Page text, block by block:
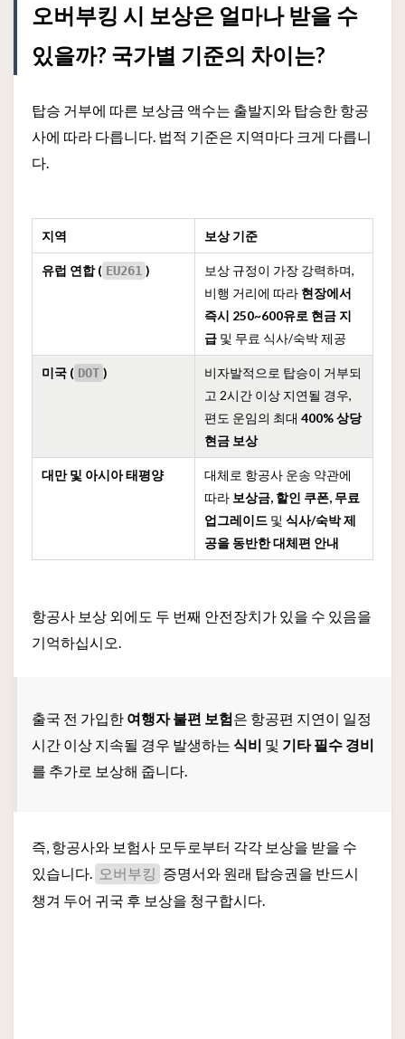
오버부킹 시 보상은 얼마나 받을 수
있을까? 국가별 기준의 차이는?
탑승 거부에 따른 보상금 액수는 출발지와 탑승한 항공
사에 따라 다릅니다. 법적 기준은 지역마다 크게 다릅니
다.
지역 보상 기준
유럽 연합 ( EU261 )
보상 규정이 가장 강력하며,
비행 거리에 따라 현장에서
즉시 250~600유로 현금 지
급 및 무료 식사/숙박 제공
미국 ( DOT )
비자발적으로 탑승이 거부되
고 2시간 이상 지연될 경우,
편도 운임의 최대400% 상당
현금 보상
대만 및 아시아 태평양
대체로 항공사 운송 약관에
따라 보상금, 할인 쿠폰, 무료
업그레이드 및식사/숙박 제
공을 동반한 대체편 안내
항공사 보상 외에도 두 번째 안전장치가 있을 수 있음을
기억하십시오.
출국 전 가입한 여행자 불편 보험은 항공편 지연이 일정
시간 이상 지속될 경우 발생하는 식비 및 기타 필수 경비
를 추가로 보상해 줍니다.
즉, 항공사와 보험사 모두로부터 각각 보상을 받을 수
있습니다.
오버부킹 증명서와 원래 탑승권을 반드시
챙겨 두어 귀국 후 보상을 청구합시다.